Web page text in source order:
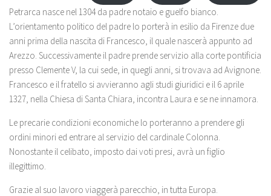
Petrarca nasce nel 1304 da padre notaio e guelfo bianco.
L’orientamento politico del padre lo porterà in esilio da Firenze due
anni prima della nascita di Francesco, il quale nascerà appunto ad
Arezzo. Successivamente il padre prende servizio alla corte pontificia
presso Clemente V, la cui sede, in quegli anni, si trovava ad Avignone.
Francesco e il fratello si avvieranno agli studi giuridici e il 6 aprile
1327, nella Chiesa di Santa Chiara, incontra Laura e se ne innamora.
Le precarie condizioni economiche lo porteranno a prendere gli
ordini minori ed entrare al servizio del cardinale Colonna.
Nonostante il celibato, imposto dai voti presi, avrà un figlio
illegittimo.
Grazie al suo lavoro viaggerà parecchio, in tutta Europa.